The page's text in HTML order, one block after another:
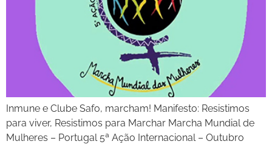
Inmune e Clube Safo, marcham! Manifesto: Resistimos
para viver, Resistimos para Marchar Marcha Mundial de
Mulheres – Portugal 5ª Ação Internacional – Outubro